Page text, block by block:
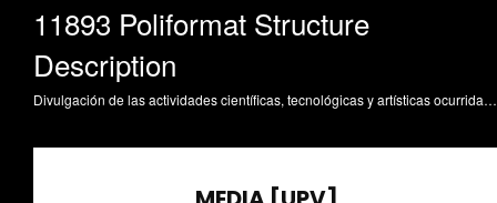
11893 Poliformat Structure
Description
Divulgación de las actividades científicas, tecnológicas y artísticas ocurridas en los tres campus de la UPV